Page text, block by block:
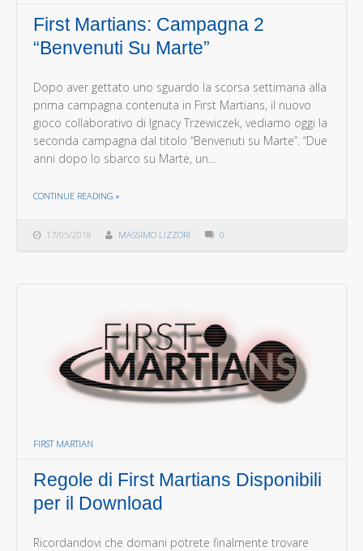
First Martians: Campagna 2
“Benvenuti Su Marte”
17/05/2018 MASSIMO LIZZORI 0
Dopo aver gettato uno sguardo la scorsa settimana alla
prima campagna contenuta in First Martians, il nuovo
gioco collaborativo di Ignacy Trzewiczek, vediamo oggi la
seconda campagna dal titolo “Benvenuti su Marte”. “Due
anni dopo lo sbarco su Marte, un…
CONTINUE READING »
FIRST MARTIAN
Regole di First Martians Disponibili
per il Download
Ricordandovi che domani potrete finalmente trovare